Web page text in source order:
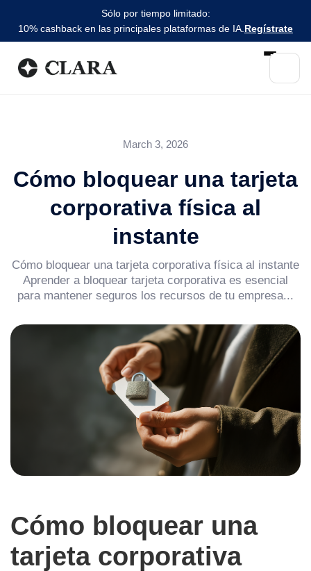
Sólo por tiempo limitado:
10% cashback en las principales plataformas de IA. Regístrate
March 3, 2026
Cómo bloquear una tarjeta
corporativa física al
instante
Cómo bloquear una tarjeta corporativa física al instante
Aprender a bloquear tarjeta corporativa es esencial
para mantener seguros los recursos de tu empresa...
Cómo bloquear una
tarjeta corporativa